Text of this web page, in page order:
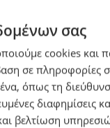
σας
cookies και
σε πληροφορίες
όπως τη
διαφημίσεις
βελτίωση